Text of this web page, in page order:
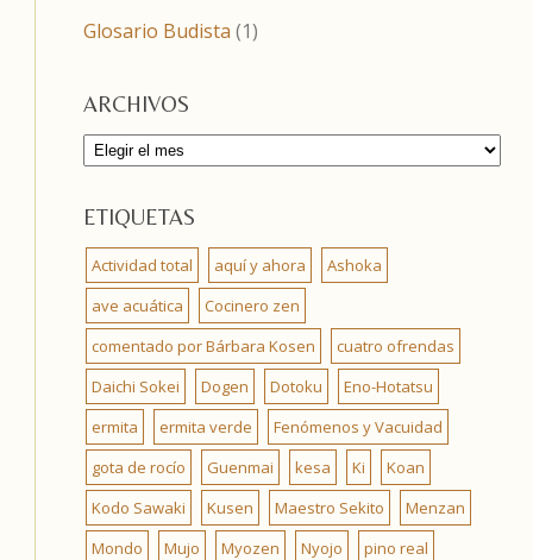
Glosario Budista (1)
ARCHIVOS
Archivos
ETIQUETAS
Actividad total aquí y ahora
Ashoka
ave acuática
Cocinero zen
comentado por Bárbara Kosen
cuatro ofrendas
Daichi Sokei
Dogen Dotoku
Eno-Hotatsu
ermita
ermita verde
Fenómenos y Vacuidad
gota de rocío
Guenmai kesa Ki
Koan
Kodo Sawaki
Kusen Maestro Sekito
Menzan
Mondo
Mujo Myozen Nyojo
pino real